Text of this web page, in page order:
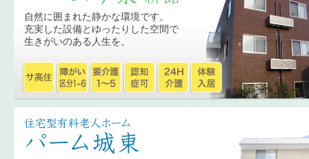
自然に囲まれた静かな環境です。
充実した設備とゆったりした空間で
生きがいのある人生を。